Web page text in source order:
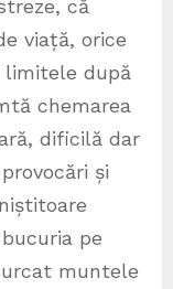
că
viață, orice
limitele după
chemarea
dificilă dar
și
pe
muntele